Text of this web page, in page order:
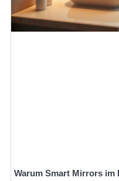
Warum Smart Mirrors im